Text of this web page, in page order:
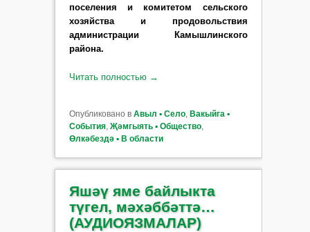
поселения и комитетом сельского
хозяйства и продовольствия
администрации Камышлинского
района.
Читать полностью →
Опубликовано в Авыл ▪ Село, Вакыйга ▪
События, Җәмгыять ▪ Общество,
Өлкәбездә ▪ В области
Яшәү яме байлыкта
түгел, мәхәббәттә…
(АУДИОЯЗМАЛАР)